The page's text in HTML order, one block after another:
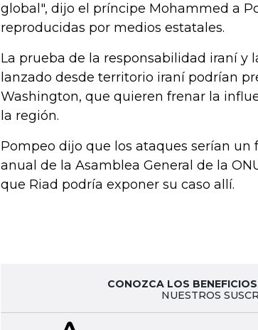
global", dijo el príncipe Mohammed a
reproducidas por medios estatales.
La prueba de la responsabilidad iraní y
lanzado desde territorio iraní podrían
Washington, que quieren frenar la
la región.
Pompeo dijo que los ataques serían
anual de la Asamblea General de la
que Riad podría exponer su caso allí.
CONOZCA LOS
NUESTROS